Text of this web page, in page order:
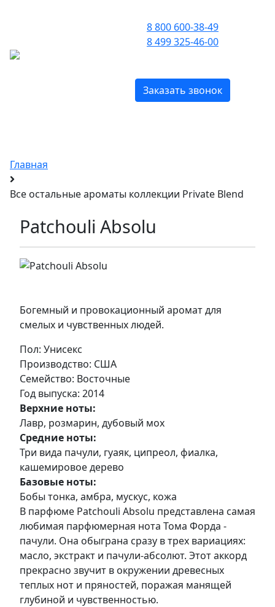
8 800 600-38-49
8 499 325-46-00
Заказать звонок
Главная
Все остальные ароматы коллекции Private Blend
Patchouli Absolu
Богемный и провокационный аромат для
смелых и чувственных людей.
Пол: Унисекс
Производство: США
Семейство: Восточные
Год выпуска: 2014
Верхние ноты:
Лавр, розмарин, дубовый мох
Средние ноты:
Три вида пачули, гуаяк, ципреол, фиалка,
кашемировое дерево
Базовые ноты:
Бобы тонка, амбра, мускус, кожа
В парфюме Patchouli Absolu представлена самая
любимая парфюмерная нота Тома Форда -
пачули. Она обыграна сразу в трех вариациях:
масло, экстракт и пачули-абсолют. Этот аккорд
прекрасно звучит в окружении древесных
теплых нот и пряностей, поражая манящей
глубиной и чувственностью.